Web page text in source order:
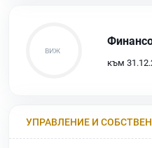
към
УПРАВЛЕНИЕ И